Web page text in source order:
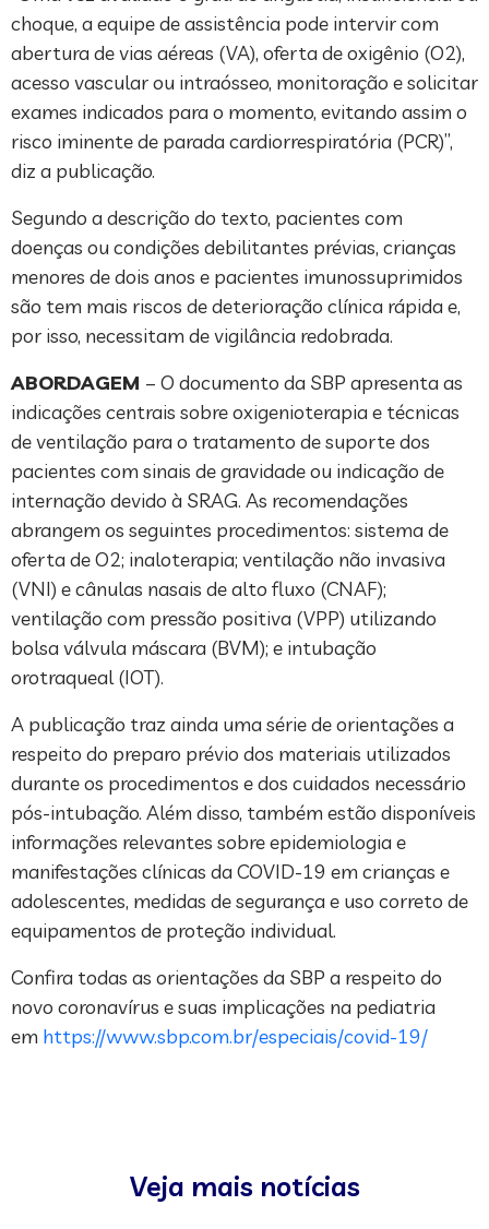
choque, a equipe de assistência pode intervir com
abertura de vias aéreas (VA), oferta de oxigênio (O2),
acesso vascular ou intraósseo, monitoração e solicitar
exames indicados para o momento, evitando assim o
risco iminente de parada cardiorrespiratória (PCR)”,
diz a publicação.
Segundo a descrição do texto, pacientes com
doenças ou condições debilitantes prévias, crianças
menores de dois anos e pacientes imunossuprimidos
são tem mais riscos de deterioração clínica rápida e,
por isso, necessitam de vigilância redobrada.
ABORDAGEM – O documento da SBP apresenta as
indicações centrais sobre oxigenioterapia e técnicas
de ventilação para o tratamento de suporte dos
pacientes com sinais de gravidade ou indicação de
internação devido à SRAG. As recomendações
abrangem os seguintes procedimentos: sistema de
oferta de O2; inaloterapia; ventilação não invasiva
(VNI) e cânulas nasais de alto fluxo (CNAF);
ventilação com pressão positiva (VPP) utilizando
bolsa válvula máscara (BVM); e intubação
orotraqueal (IOT).
A publicação traz ainda uma série de orientações a
respeito do preparo prévio dos materiais utilizados
durante os procedimentos e dos cuidados necessário
pós-intubação. Além disso, também estão disponíveis
informações relevantes sobre epidemiologia e
manifestações clínicas da COVID-19 em crianças e
adolescentes, medidas de segurança e uso correto de
equipamentos de proteção individual.
Confira todas as orientações da SBP a respeito do
novo coronavírus e suas implicações na pediatria
em https://www.sbp.com.br/especiais/covid-19/
Veja mais notícias